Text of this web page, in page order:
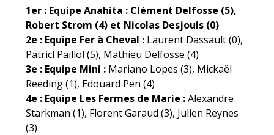
1er : Equipe Anahita : Clément Delfosse (5),
Robert Strom (4) et Nicolas Desjouis (0)
2e : Equipe Fer à Cheval : Laurent Dassault (0),
Patricl Paillol (5), Mathieu Delfosse (4)
3e : Equipe Mini : Mariano Lopes (3), Mickaël
Reeding (1), Edouard Pen (4)
4e : Equipe Les Fermes de Marie :Alexandre
Starkman (1), Florent Garaud (3), Julien Reynes
(3)